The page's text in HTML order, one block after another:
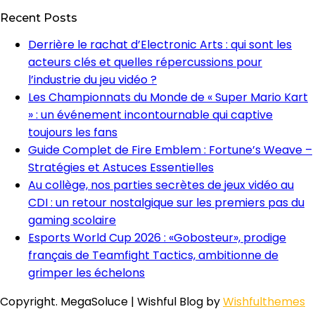
Recent Posts
Derrière le rachat d’Electronic Arts : qui sont les
acteurs clés et quelles répercussions pour
l’industrie du jeu vidéo ?
Les Championnats du Monde de « Super Mario Kart
» : un événement incontournable qui captive
toujours les fans
Guide Complet de Fire Emblem : Fortune’s Weave –
Stratégies et Astuces Essentielles
Au collège, nos parties secrètes de jeux vidéo au
CDI : un retour nostalgique sur les premiers pas du
gaming scolaire
Esports World Cup 2026 : «Gobosteur», prodige
français de Teamfight Tactics, ambitionne de
grimper les échelons
Copyright. MegaSoluce | Wishful Blog byWishfulthemes